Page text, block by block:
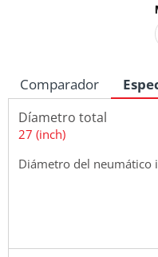
Comparador
Díametro total
27 (inch)
Diámetro del neumático